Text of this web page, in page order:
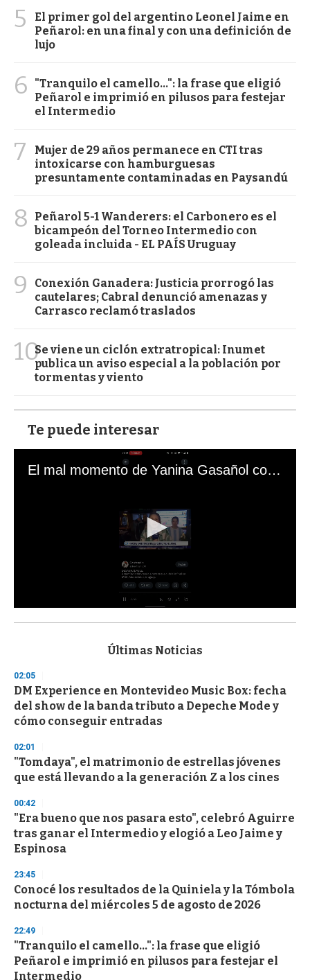
5
El primer gol del argentino Leonel Jaime en
Peñarol: en una final y con una definición de
lujo
6
"Tranquilo el camello...": la frase que eligió
Peñarol e imprimió en pilusos para festejar
el Intermedio
7
Mujer de 29 años permanece en CTI tras
intoxicarse con hamburguesas
presuntamente contaminadas en Paysandú
8
Peñarol 5-1 Wanderers: el Carbonero es el
bicampeón del Torneo Intermedio con
goleada incluida - EL PAÍS Uruguay
9
Conexión Ganadera: Justicia prorrogó las
cautelares; Cabral denunció amenazas y
Carrasco reclamó traslados
10Se viene un ciclón extratropical: Inumet
publica un aviso especial a la población por
tormentas y viento
Te puede interesar
El mal momento de Yanina Gasañol con un hincha argentino en "Subrayado"
s
d
s
o
f
3
s
e
o
d
s
Últimas Noticias
02:05
DM Experience en Montevideo Music Box: fecha
del show de la banda tributo a Depeche Mode y
cómo conseguir entradas
02:01
"Tomdaya", el matrimonio de estrellas jóvenes
que está llevando a la generación Z a los cines
00:42
"Era bueno que nos pasara esto", celebró Aguirre
tras ganar el Intermedio y elogió a Leo Jaime y
Espinosa
23:45
Conocé los resultados de la Quiniela y la Tómbola
nocturna del miércoles 5 de agosto de 2026
22:49
"Tranquilo el camello...": la frase que eligió
Peñarol e imprimió en pilusos para festejar el
Intermedio